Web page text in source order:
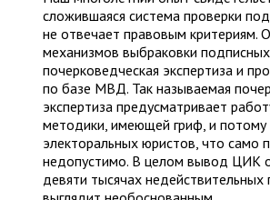
сложившаяся система проверки
не отвечает правовым критериям.
механизмов выбраковки
почерковедческая экспертиза и
по базе МВД. Так называемая
экспертиза предусматривает
методики, имеющей гриф, и потому
электоральных юристов, что само
недопустимо. В целом вывод ЦИК
девяти тысячах недействительных